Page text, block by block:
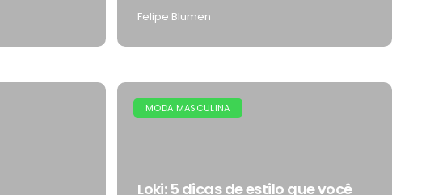
Felipe Blumen
MODA MASCULINA
Loki: 5 dicas de estilo que você